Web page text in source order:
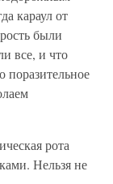
караул от
были
все, и что
поразительное
рота
Нельзя не